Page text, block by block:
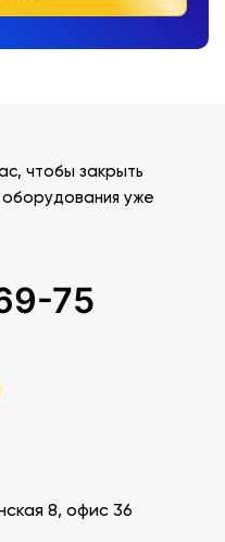
чтобы закрыть
уже
75
8, офис 36